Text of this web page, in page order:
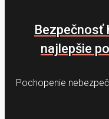
Bezpečnosť
najlepšie
Pochopenie